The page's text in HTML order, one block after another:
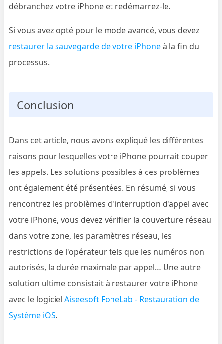
débranchez votre iPhone et redémarrez-le.
Si vous avez opté pour le mode avancé, vous devez
restaurer la sauvegarde de votre iPhoneà la fin du
processus.
Conclusion
Dans cet article, nous avons expliqué les différentes
raisons pour lesquelles votre iPhone pourrait couper
les appels. Les solutions possibles à ces problèmes
ont également été présentées. En résumé, si vous
rencontrez les problèmes d'interruption d'appel avec
votre iPhone, vous devez vérifier la couverture réseau
dans votre zone, les paramètres réseau, les
restrictions de l'opérateur tels que les numéros non
autorisés, la durée maximale par appel… Une autre
solution ultime consistait à restaurer votre iPhone
avec le logicielAiseesoft FoneLab - Restauration de
Système iOS.